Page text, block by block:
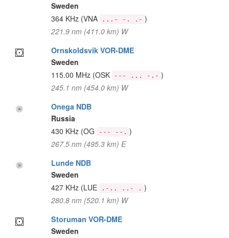
Sweden
364 KHz (VNA ...- -. .- )
221.9 nm (411.0 km) W
Ornskoldsvik VOR-DME
Sweden
115.00 MHz (OSK --- ... -.- )
245.1 nm (454.0 km) W
Onega NDB
Russia
430 KHz (OG --- --. )
267.5 nm (495.3 km) E
Lunde NDB
Sweden
427 KHz (LUE .-.. ..- . )
280.8 nm (520.1 km) W
Storuman VOR-DME
Sweden